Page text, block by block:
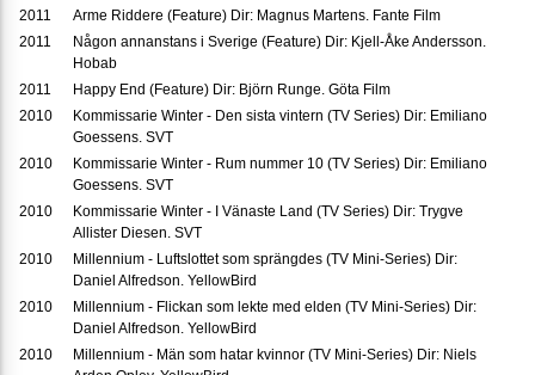
2011
Arme Riddere (Feature) Dir: Magnus Martens. Fante Film
2011
Någon annanstans i Sverige (Feature) Dir: Kjell-Åke Andersson.
Hobab
2011
Happy End (Feature) Dir: Björn Runge. Göta Film
2010
Kommissarie Winter - Den sista vintern (TV Series) Dir: Emiliano
Goessens. SVT
2010
Kommissarie Winter - Rum nummer 10 (TV Series) Dir: Emiliano
Goessens. SVT
2010
Kommissarie Winter - I Vänaste Land (TV Series) Dir: Trygve
Allister Diesen. SVT
2010
Millennium - Luftslottet som sprängdes (TV Mini-Series) Dir:
Daniel Alfredson. YellowBird
2010
Millennium - Flickan som lekte med elden (TV Mini-Series) Dir:
Daniel Alfredson. YellowBird
2010
Millennium - Män som hatar kvinnor (TV Mini-Series) Dir: Niels